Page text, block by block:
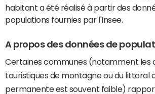
habitant a été réalisé à partir des
populations fournies par l'Insee.
A propos des données de
Certaines communes (notamment les
touristiques de montagne ou du littoral
permanente est souvent faible)